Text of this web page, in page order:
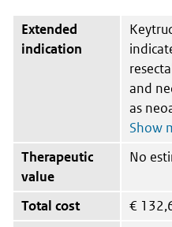
Extended
indication
and
as
Therapeutic
value
No
Total cost €